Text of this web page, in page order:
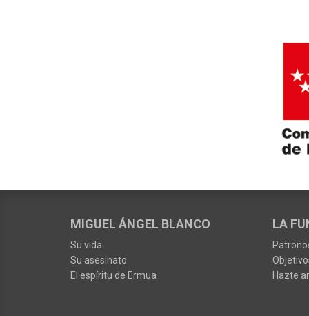
MIGUEL ÁNGEL BLANCO
Su vida
Su asesinato
El espíritu de Ermua
LA
Hazte